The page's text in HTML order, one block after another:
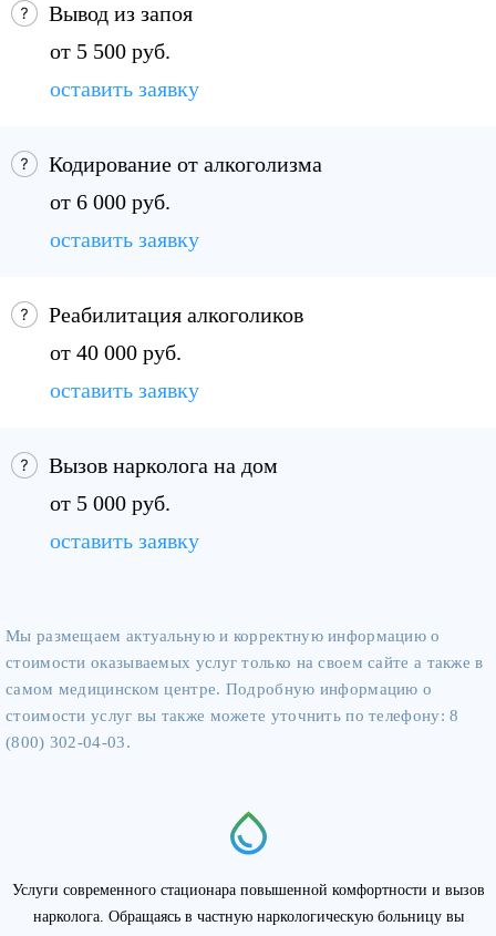
Вывод из запоя
от 5 500 руб.
оставить заявку
Кодирование от алкоголизма
от 6 000 руб.
оставить заявку
Реабилитация алкоголиков
от 40 000 руб.
оставить заявку
Вызов нарколога на дом
от 5 000 руб.
оставить заявку
Мы размещаем актуальную и корректную информацию о
стоимости оказываемых услуг только на своем сайте а также в
самом медицинском центре. Подробную информацию о
стоимости услуг вы также можете уточнить по телефону: 8
(800) 302-04-03.
Услуги современного стационара повышенной комфортности и вызов
нарколога. Обращаясь в частную наркологическую больницу вы